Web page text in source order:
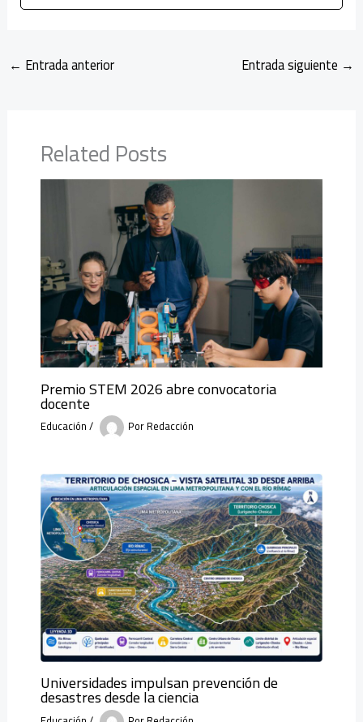
← Entrada anterior Entrada siguiente →
Related Posts
Premio STEM 2026 abre convocatoria
docente
Educación/ PorRedacción
Universidades impulsan prevención de
desastres desde la ciencia